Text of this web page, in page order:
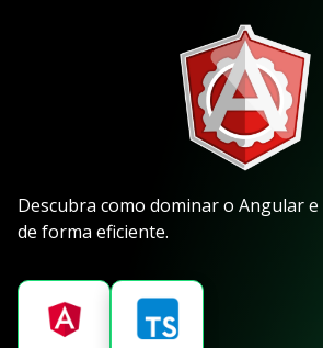
Descubra como dominar o Angular e
de forma eficiente.